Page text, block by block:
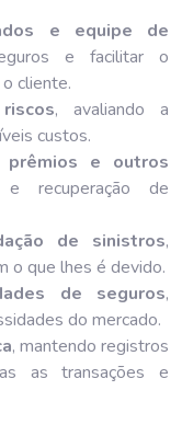
e equipe de
e facilitar o
cliente.
, avaliando a
custos.
prêmios e outros
recuperação de
de sinistros,
o que lhes é devido.
de seguros,
do mercado.
, mantendo registros
as transações e